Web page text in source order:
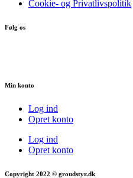
Cookie- og Privatlivspolitik
Følg os
Min konto
Log ind
Opret konto
Log ind
Opret konto
Copyright 2022 © groudstyr.dk